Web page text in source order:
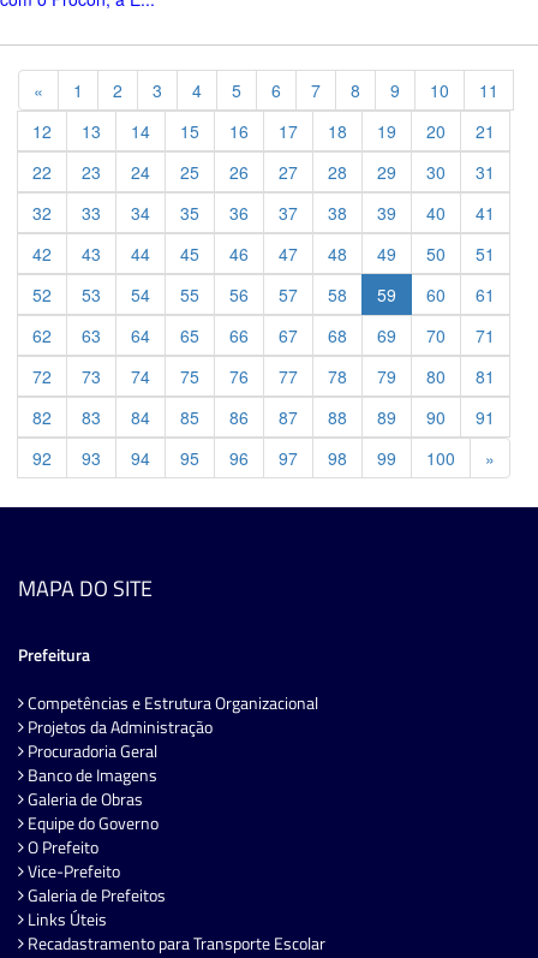
« Previous
1 2 3 4 5 6 7 8 9 10
11
12
13 14 15 16 17 18 19 20
21
22
23 24 25 26 27 28 29 30
31
32
33 34 35 36 37 38 39 40
41
42
43 44 45 46 47 48 49 50
51
52
53 54 55 56 57 58 59 60
61
62
63 64 65 66 67 68 69 70
71
72
73 74 75 76 77 78 79 80
81
82
83 84 85 86 87 88 89 90
91
92
93 94 95 96 97 98 99 100 »
MAPA DO SITE
Prefeitura
Competências e Estrutura Organizacional
Projetos da Administração
Procuradoria Geral
Banco de Imagens
Galeria de Obras
Equipe do Governo
O Prefeito
Vice-Prefeito
Galeria de Prefeitos
Links Úteis
Recadastramento para Transporte Escolar